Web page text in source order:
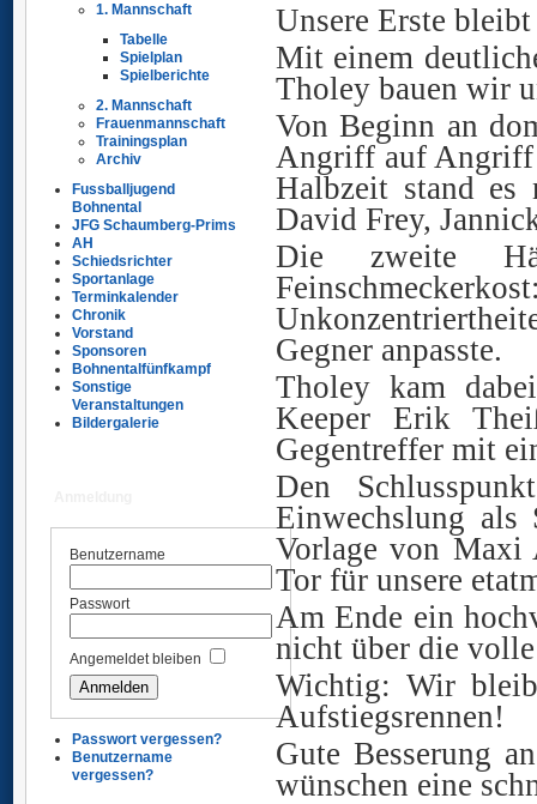
1. Mannschaft
Tabelle
Spielplan
Spielberichte
2. Mannschaft
Frauenmannschaft
Trainingsplan
Archiv
Fussballjugend
Bohnental
JFG Schaumberg-Prims
AH
Schiedsrichter
Sportanlage
Terminkalender
Chronik
Vorstand
Sponsoren
Bohnentalfünfkampf
Sonstige
Veranstaltungen
Bildergalerie
Benutzername
Passwort
Angemeldet bleiben
Passwort vergessen?
Benutzername
vergessen?
Unsere Erste
Mit einem
Tholey bauen wir
Von Beginn an
Angriff auf Angriff
Halbzeit stand es
David Frey,
Die zweite
Gegner anpasste.
Tholey kam
Keeper Erik
Gegentreffer mit
Den
Einwechslung
Vorlage von Maxi
Tor für unsere
Am Ende ein
nicht über die
Wichtig: Wir
Aufstiegsrennen!
Gute Besserung
wünschen eine